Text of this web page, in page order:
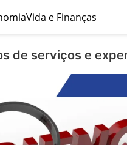
Vida e Finanças
de serviços e